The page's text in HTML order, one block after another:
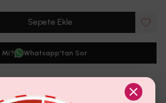
Sepete Ekle
Mi? Whatsapp'tan Sor